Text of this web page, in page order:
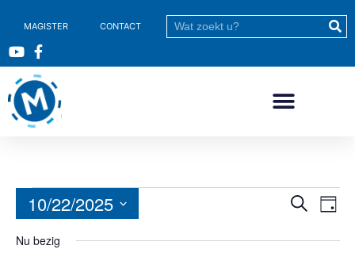
MAGISTER CONTACT
Zoeken
Dag
10/22/2025
Selecteer
een
datum.
Nu bezig